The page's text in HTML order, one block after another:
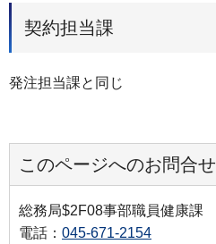
契約担当課
発注担当課と同じ
このページへのお問合せ
総務局$2F08事部職員健康課
電話： 045-671-2154